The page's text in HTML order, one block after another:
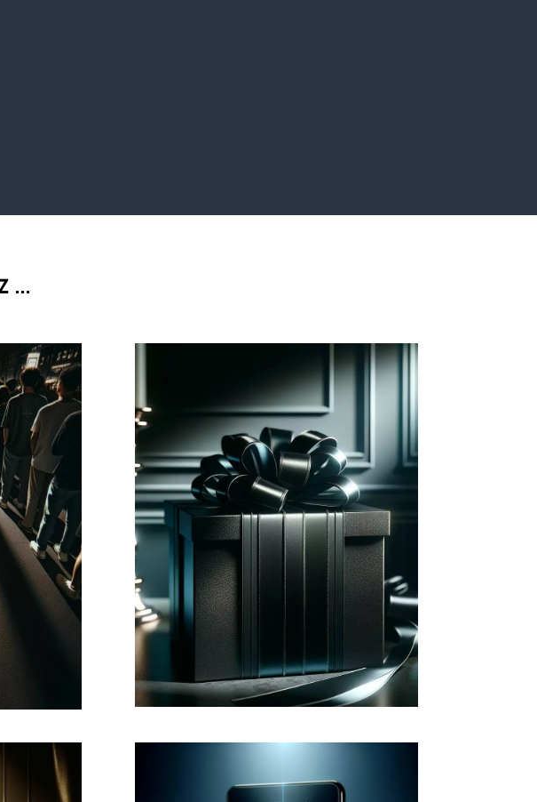
...
en
le
et
Fidéliser vos clients
Récompensez vos clients en leur
proposant une expérience et des
avantages personnalisés à
l'image de leur engagement avec
votre marque.